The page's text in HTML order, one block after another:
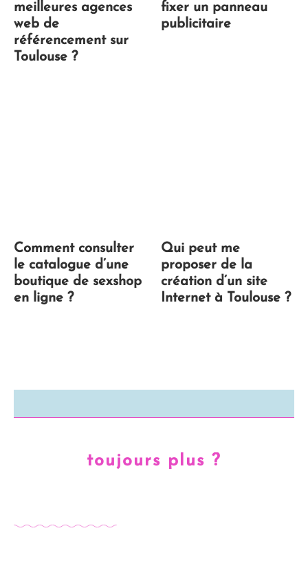
meilleures agences
web de
référencement sur
Toulouse ?
fixer un panneau
publicitaire
Comment consulter
le catalogue d’une
boutique de sexshop
en ligne ?
Qui peut me
proposer de la
création d’un site
Internet à Toulouse ?
toujours plus ?